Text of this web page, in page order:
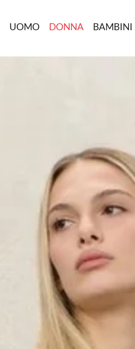
UOMO DONNA BAMBINI